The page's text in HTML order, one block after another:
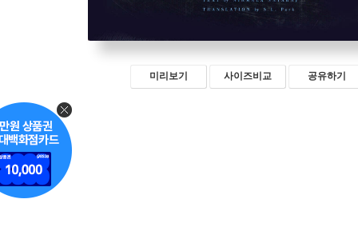
미리보기 사이즈비교 공유하기